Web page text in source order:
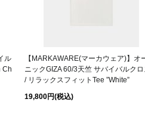
ル
Ch
【MARKAWARE(マーカウェア)】オ
ニックGIZA 60/3天竺 サバイバルク
/ リラックスフィットTee ”White”
19,800円(税込)